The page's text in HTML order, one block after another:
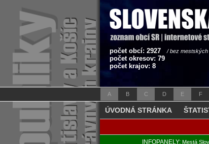
počet obcí: 2927 / bez mestských
počet okresov: 79
počet krajov: 8
A B C D E F
ÚVODNÁ STRÁNKA
INFOPANELY: Mestá